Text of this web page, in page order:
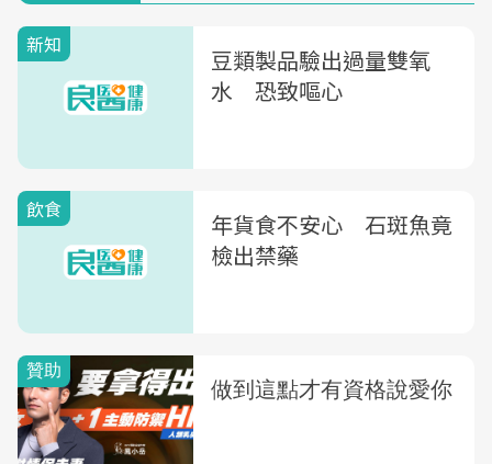
新知
豆類製品驗出過量雙氧
水 恐致嘔心
飲食
年貨食不安心 石斑魚竟
檢出禁藥